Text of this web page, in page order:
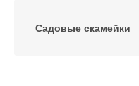
Садовые скамейки